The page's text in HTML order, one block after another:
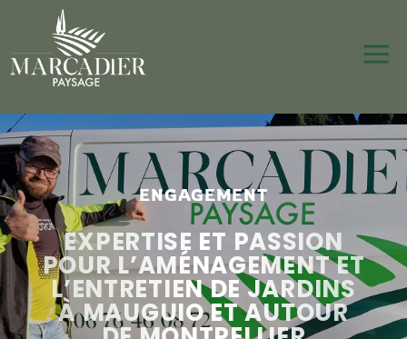
a
ENGAGEMENT
EXPERTISE ET PASSION
POUR L’AMÉNAGEMENT ET
L’ENTRETIEN DE JARDINS
À MAUGUIO ET AUTOUR